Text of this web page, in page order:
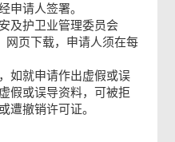
申请人签署。
及护卫业管理委员会
网页下载，申请人须在每
如就申请作出虚假或误
假或误导资料，可被拒
遭撤销许可证。